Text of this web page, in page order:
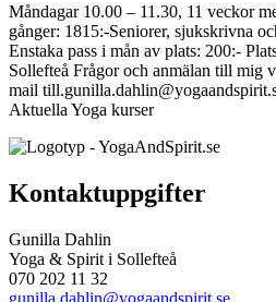
Måndagar 10.00 – 11.30, 11 veckor
gånger: 1815:-Seniorer, sjukskrivna
Enstaka pass i mån av plats: 200:-
Sollefteå Frågor och anmälan till mig
mail
Aktuella Yoga kurser
Kontaktuppgifter
Gunilla Dahlin
Yoga & Spirit i Sollefteå
070 202 11 32
gunilla.dahlin@yogaandspirit.se